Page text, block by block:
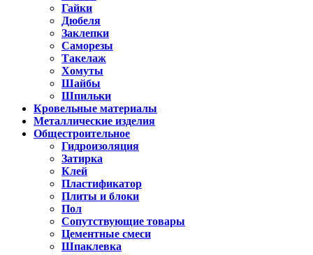
Гайки
Дюбеля
Заклепки
Саморезы
Такелаж
Хомуты
Шайбы
Шпильки
Кровельные материалы
Металлические изделия
Общестроительное
Гидроизоляция
Затирка
Клей
Пластификатор
Плиты и блоки
Пол
Сопутствующие товары
Цементные смеси
Шпаклевка